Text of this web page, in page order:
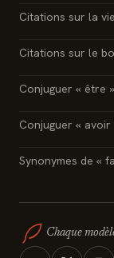
Citations sur la vie
Citations sur le
Conjuguer « être »
Conjuguer « avoir
Synonymes de «
Chaque